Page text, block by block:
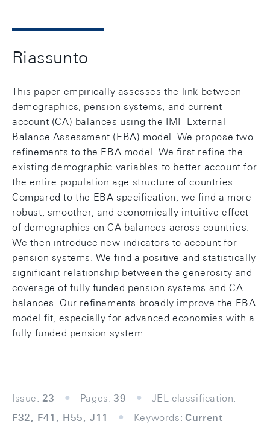
Riassunto
This paper empirically assesses the link between
demographics, pension systems, and current
account (CA) balances using the IMF External
Balance Assessment (EBA) model. We propose two
refinements to the EBA model. We first refine the
existing demographic variables to better account for
the entire population age structure of countries.
Compared to the EBA specification, we find a more
robust, smoother, and economically intuitive effect
of demographics on CA balances across countries.
We then introduce new indicators to account for
pension systems. We find a positive and statistically
significant relationship between the generosity and
coverage of fully funded pension systems and CA
balances. Our refinements broadly improve the EBA
model fit, especially for advanced economies with a
fully funded pension system.
Issue: 23 Pages: 39
JEL classification:
F32, F41, H55, J11
Keywords: Current